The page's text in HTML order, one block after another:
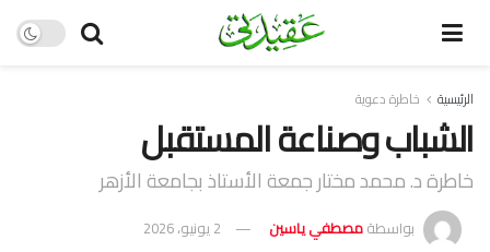
الرئيسية خاطرة دعوية
الشباب وصناعة المستقبل
خاطرة د. محمد مختار جمعة الأستاذ بجامعة الأزهر
بواسطةمصطفي ياسين 2 يونيو، 2026